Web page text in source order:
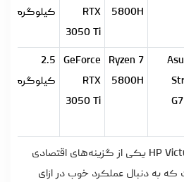
5800H
RTX
3050 Ti
کیلوگرم
Ryzen 7
5800H
GeForce
RTX
3050 Ti
2.5
کیلوگرم
جمع‌بندی: HP Victus 16-e0145ng یکی از گزینه‌های اقتصادی
به دنبال عملکرد خوب در ازای